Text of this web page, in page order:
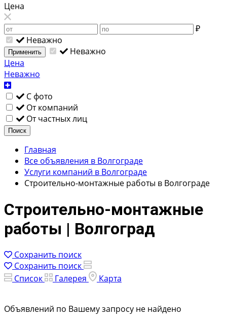
Цена
₽
Неважно
Применить
Неважно
Цена
Неважно
С фото
От компаний
От частных лиц
Поиск
Главная
Все объявления в Волгограде
Услуги компаний в Волгограде
Строительно-монтажные работы в Волгограде
Строительно-монтажные
работы | Волгоград
Сохранить поиск
Сохранить поиск
Список
Галерея Карта
Объявлений по Вашему запросу не найдено